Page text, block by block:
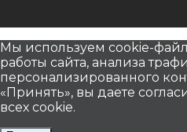
Мы используем cookie-
работы сайта, анализа
персонализированного
«Принять», вы даете
всех cookie.